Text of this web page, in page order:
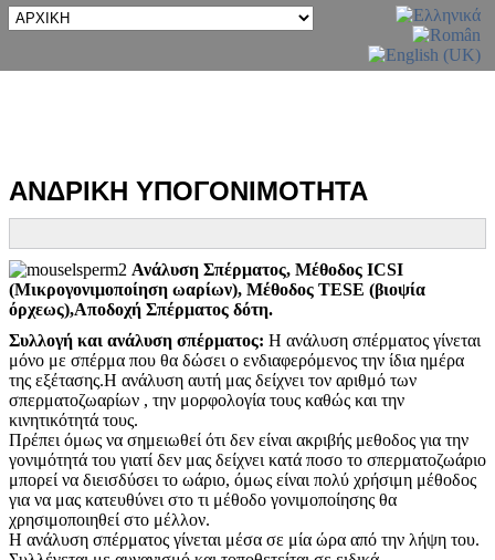
ΑΝΔΡΙΚΗ ΥΠΟΓΟΝΙΜΟΤΗΤΑ
Ανάλυση Σπέρματος, Μέθοδος ICSI
(Μικρογονιμοποίηση ωαρίων), Μέθοδος TESE (βιοψία
όρχεως),Αποδοχή Σπέρματος δότη.
Συλλογή και ανάλυση σπέρματος: Η ανάλυση σπέρματος γίνεται
μόνο με σπέρμα που θα δώσει ο ενδιαφερόμενος την ίδια ημέρα
της εξέτασης.Η ανάλυση αυτή μας δείχνει τον αριθμό των
σπερματοζωαρίων , την μορφολογία τους καθώς και την
κινητικότητά τους.
Πρέπει όμως να σημειωθεί ότι δεν είναι ακριβής μεθοδος για την
γονιμότητά του γιατί δεν μας δείχνει κατά ποσο το σπερματοζωάριο
μπορεί να διεισδύσει το ωάριο, όμως είναι πολύ χρήσιμη μέθοδος
για να μας κατευθύνει στο τι μέθοδο γονιμοποίησης θα
χρησιμοποιηθεί στο μέλλον.
Η ανάλυση σπέρματος γίνεται μέσα σε μία ώρα από την λήψη του.